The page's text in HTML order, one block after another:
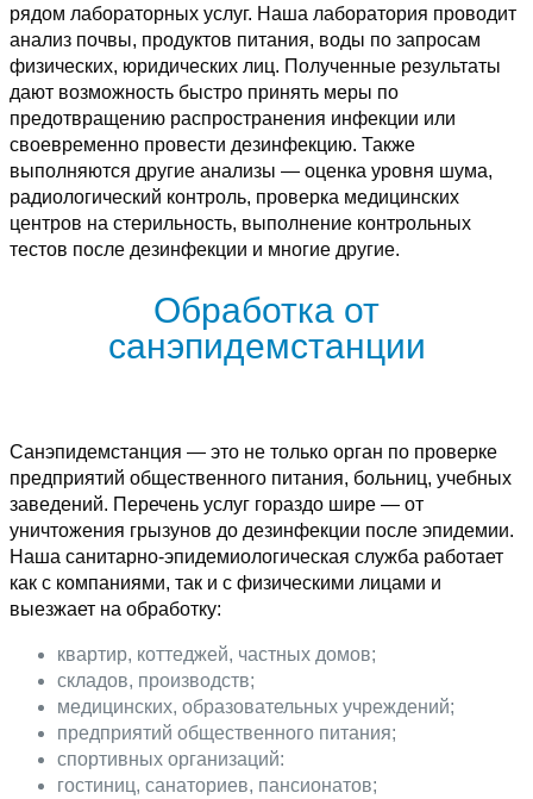
рядом лабораторных услуг. Наша лаборатория проводит
анализ почвы, продуктов питания, воды по запросам
физических, юридических лиц. Полученные результаты
дают возможность быстро принять меры по
предотвращению распространения инфекции или
своевременно провести дезинфекцию. Также
выполняются другие анализы — оценка уровня шума,
радиологический контроль, проверка медицинских
центров на стерильность, выполнение контрольных
тестов после дезинфекции и многие другие.
Обработка от
санэпидемстанции
Санэпидемстанция — это не только орган по проверке
предприятий общественного питания, больниц, учебных
заведений. Перечень услуг гораздо шире — от
уничтожения грызунов до дезинфекции после эпидемии.
Наша санитарно-эпидемиологическая служба работает
как с компаниями, так и с физическими лицами и
выезжает на обработку:
квартир, коттеджей, частных домов;
складов, производств;
медицинских, образовательных учреждений;
предприятий общественного питания;
спортивных организаций:
гостиниц, санаториев, пансионатов;